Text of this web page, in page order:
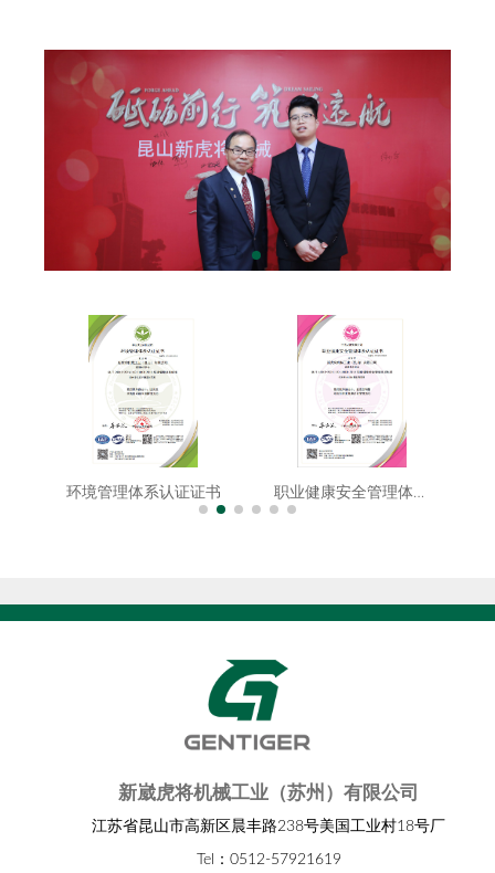
环境管理体系认证证书 职业健康安全管理体系认证证书
新崴虎将机械工业（苏州）有限公司
江苏省昆山市高新区晨丰路238号美国工业村18号厂
Tel：0512-57921619